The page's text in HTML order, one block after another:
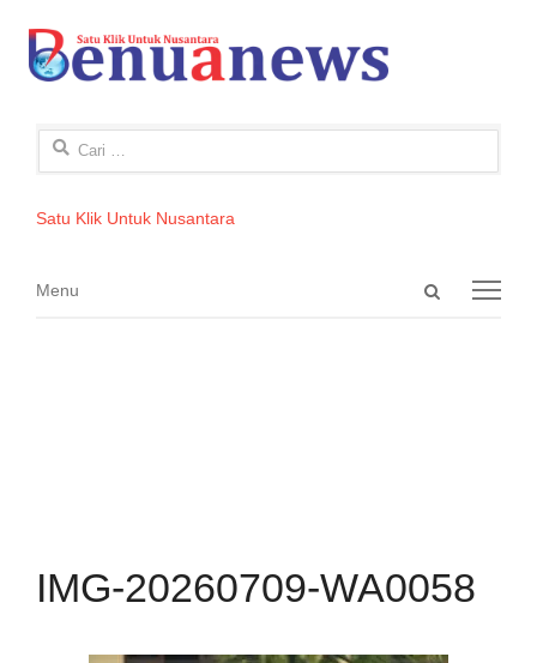
Cari
Satu Klik Untuk Nusantara
Open
Menu
Menu
IMG-20260709-WA0058